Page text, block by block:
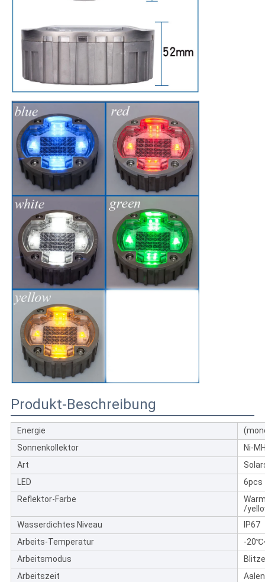
Produkt-Beschreibung
Energie
Sonnenkollektor
Ni-
Art
LED
6pcs
Reflektor-Farbe
/
Wasserdichtes Niveau
IP67
Arbeits-Temperatur
-
Arbeitsmodus
Arbeitszeit